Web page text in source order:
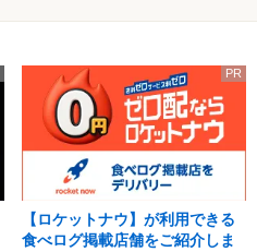
PR
【ロケットナウ】が利用できる
食べログ掲載店舗をご紹介しま